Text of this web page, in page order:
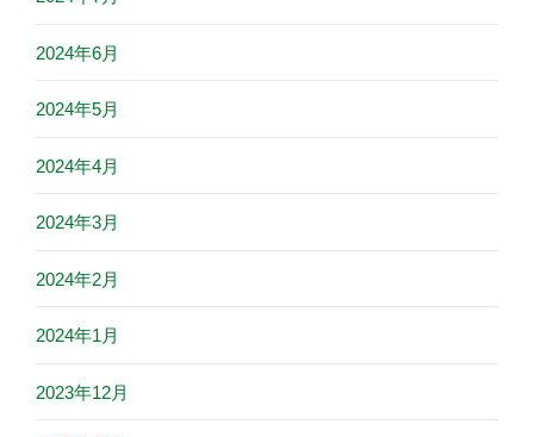
2024年6月
2024年5月
2024年4月
2024年3月
2024年2月
2024年1月
2023年12月